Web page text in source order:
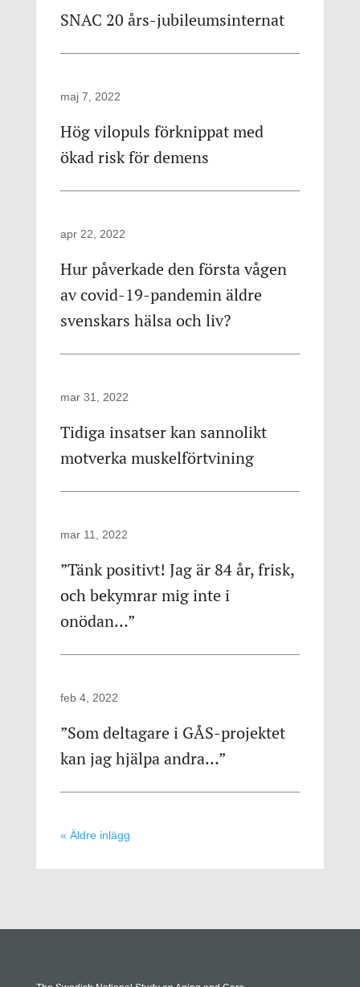
SNAC 20 års-jubileumsinternat
Hög vilopuls förknippat med
ökad risk för demens
maj 7, 2022
Hur påverkade den första vågen
av covid-19-pandemin äldre
svenskars hälsa och liv?
apr 22, 2022
Tidiga insatser kan sannolikt
motverka muskelförtvining
mar 31, 2022
”Tänk positivt! Jag är 84 år, frisk,
och bekymrar mig inte i
onödan…”
mar 11, 2022
”Som deltagare i GÅS-projektet
kan jag hjälpa andra…”
feb 4, 2022
« Äldre inlägg